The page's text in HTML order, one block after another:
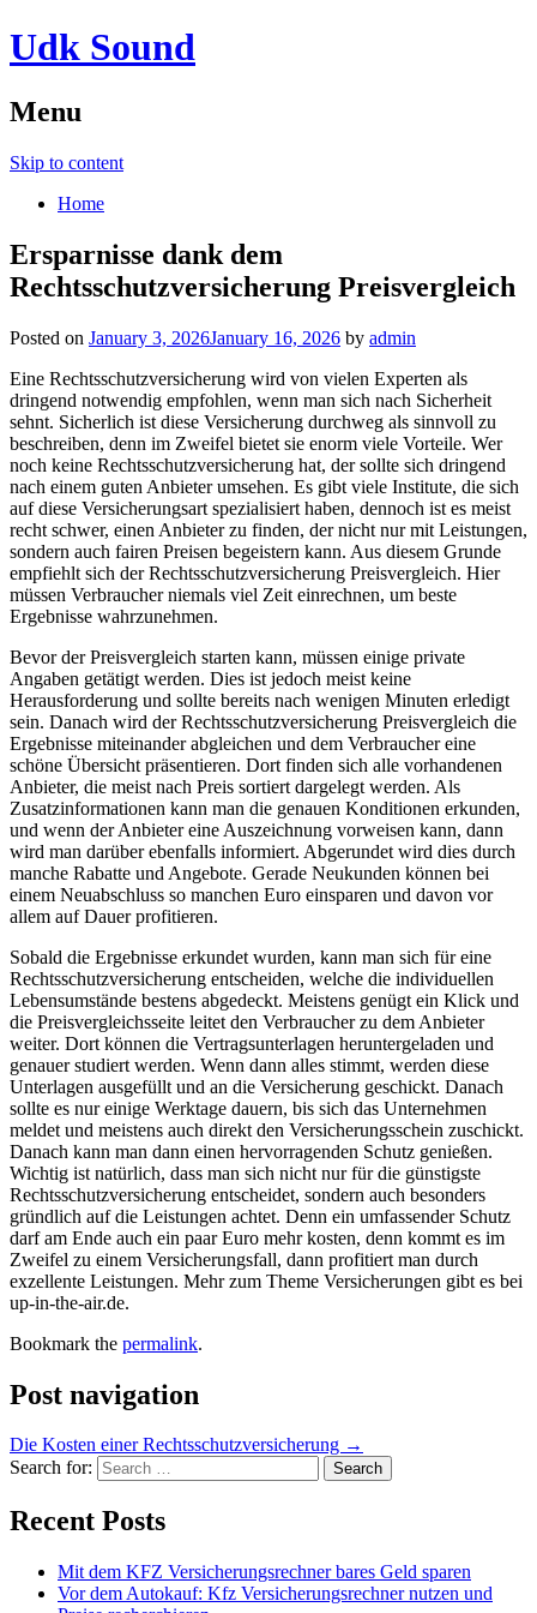
Udk Sound
Menu
Skip to content
Home
Ersparnisse dank dem
Rechtsschutzversicherung Preisvergleich
Posted on January 3, 2026January 16, 2026 by admin
Eine Rechtsschutzversicherung wird von vielen Experten als
dringend notwendig empfohlen, wenn man sich nach Sicherheit
sehnt. Sicherlich ist diese Versicherung durchweg als sinnvoll zu
beschreiben, denn im Zweifel bietet sie enorm viele Vorteile. Wer
noch keine Rechtsschutzversicherung hat, der sollte sich dringend
nach einem guten Anbieter umsehen. Es gibt viele Institute, die sich
auf diese Versicherungsart spezialisiert haben, dennoch ist es meist
recht schwer, einen Anbieter zu finden, der nicht nur mit Leistungen,
sondern auch fairen Preisen begeistern kann. Aus diesem Grunde
empfiehlt sich der Rechtsschutzversicherung Preisvergleich. Hier
müssen Verbraucher niemals viel Zeit einrechnen, um beste
Ergebnisse wahrzunehmen.
Bevor der Preisvergleich starten kann, müssen einige private
Angaben getätigt werden. Dies ist jedoch meist keine
Herausforderung und sollte bereits nach wenigen Minuten erledigt
sein. Danach wird der Rechtsschutzversicherung Preisvergleich die
Ergebnisse miteinander abgleichen und dem Verbraucher eine
schöne Übersicht präsentieren. Dort finden sich alle vorhandenen
Anbieter, die meist nach Preis sortiert dargelegt werden. Als
Zusatzinformationen kann man die genauen Konditionen erkunden,
und wenn der Anbieter eine Auszeichnung vorweisen kann, dann
wird man darüber ebenfalls informiert. Abgerundet wird dies durch
manche Rabatte und Angebote. Gerade Neukunden können bei
einem Neuabschluss so manchen Euro einsparen und davon vor
allem auf Dauer profitieren.
Sobald die Ergebnisse erkundet wurden, kann man sich für eine
Rechtsschutzversicherung entscheiden, welche die individuellen
Lebensumstände bestens abgedeckt. Meistens genügt ein Klick und
die Preisvergleichsseite leitet den Verbraucher zu dem Anbieter
weiter. Dort können die Vertragsunterlagen heruntergeladen und
genauer studiert werden. Wenn dann alles stimmt, werden diese
Unterlagen ausgefüllt und an die Versicherung geschickt. Danach
sollte es nur einige Werktage dauern, bis sich das Unternehmen
meldet und meistens auch direkt den Versicherungsschein zuschickt.
Danach kann man dann einen hervorragenden Schutz genießen.
Wichtig ist natürlich, dass man sich nicht nur für die günstigste
Rechtsschutzversicherung entscheidet, sondern auch besonders
gründlich auf die Leistungen achtet. Denn ein umfassender Schutz
darf am Ende auch ein paar Euro mehr kosten, denn kommt es im
Zweifel zu einem Versicherungsfall, dann profitiert man durch
exzellente Leistungen. Mehr zum Theme Versicherungen gibt es bei
up-in-the-air.de.
Bookmark the permalink.
Post navigation
Die Kosten einer Rechtsschutzversicherung →
Search for:
Recent Posts
Mit dem KFZ Versicherungsrechner bares Geld sparen
Vor dem Autokauf: Kfz Versicherungsrechner nutzen und